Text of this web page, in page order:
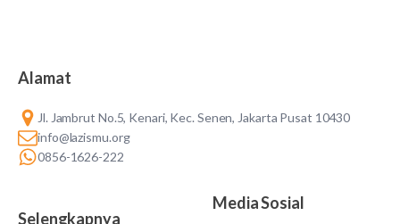
Alamat
Jl. Jambrut No.5, Kenari, Kec. Senen, Jakarta Pusat 10430
info@lazismu.org
0856-1626-222
Selengkapnya
Media Sosial